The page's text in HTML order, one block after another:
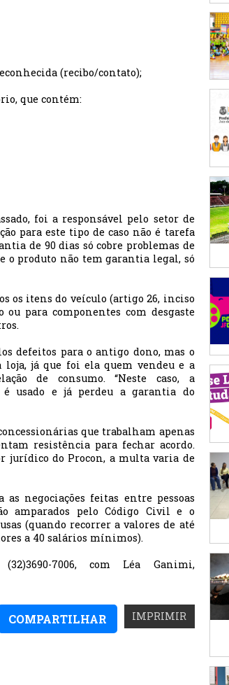
(recibo/contato);
que contém:
foi a responsável pelo setor de
para este tipo de caso não é tarefa
de 90 dias só cobre problemas de
o produto não tem garantia legal, só
os itens do veículo (artigo 26, inciso
para componentes com desgaste
defeitos para o antigo dono, mas o
loja, já que foi ela quem vendeu e a
de consumo. “Neste caso, a
usado e já perdeu a garantia do
que trabalham apenas
resistência para fechar acordo.
jurídico do Procon, a multa varia de
negociações feitas entre pessoas
amparados pelo Código Civil e o
(quando recorrer a valores de até
a 40 salários mínimos).
7006, com Léa Ganimi,
IMPRIMIR
COMPARTILHAR